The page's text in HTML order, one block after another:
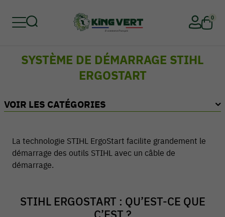
0
Retour
Retour
Retour
Retour
Retour
Retour
SYSTÈME DE DÉMARRAGE STIHL
ERGOSTART
VOIR LES CATÉGORIES
La technologie STIHL ErgoStart facilite grandement le
démarrage des outils STIHL avec un câble de
démarrage.
STIHL ERGOSTART : QU’EST-CE QUE